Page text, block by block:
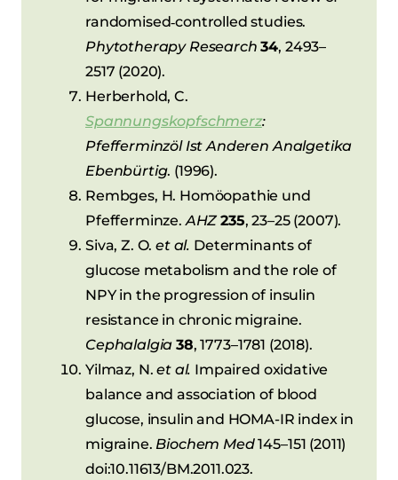
randomised‐controlled studies.
Phytotherapy Research 34, 2493–
2517 (2020).
Herberhold, C.
Spannungskopfschmerz:
Pfefferminzöl Ist Anderen Analgetika
Ebenbürtig. (1996).
Rembges, H. Homöopathie und
Pfefferminze.AHZ 235, 23–25 (2007).
Siva, Z. O.et al. Determinants of
glucose metabolism and the role of
NPY in the progression of insulin
resistance in chronic migraine.
Cephalalgia 38, 1773–1781 (2018).
Yilmaz, N.et al. Impaired oxidative
balance and association of blood
glucose, insulin and HOMA-IR index in
migraine. Biochem Med145–151 (2011)
doi:10.11613/BM.2011.023.